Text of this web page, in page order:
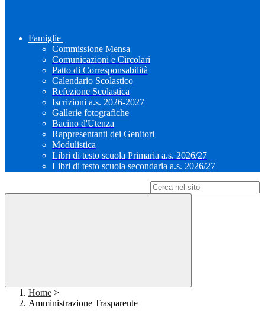
Famiglie
Commissione Mensa
Comunicazioni e Circolari
Patto di Corresponsabilità
Calendario Scolastico
Refezione Scolastica
Iscrizioni a.s. 2026-2027
Gallerie fotografiche
Bacino d'Utenza
Rappresentanti dei Genitori
Modulistica
Libri di testo scuola Primaria a.s. 2026/27
Libri di testo scuola secondaria a.s. 2026/27
Home >
Amministrazione Trasparente